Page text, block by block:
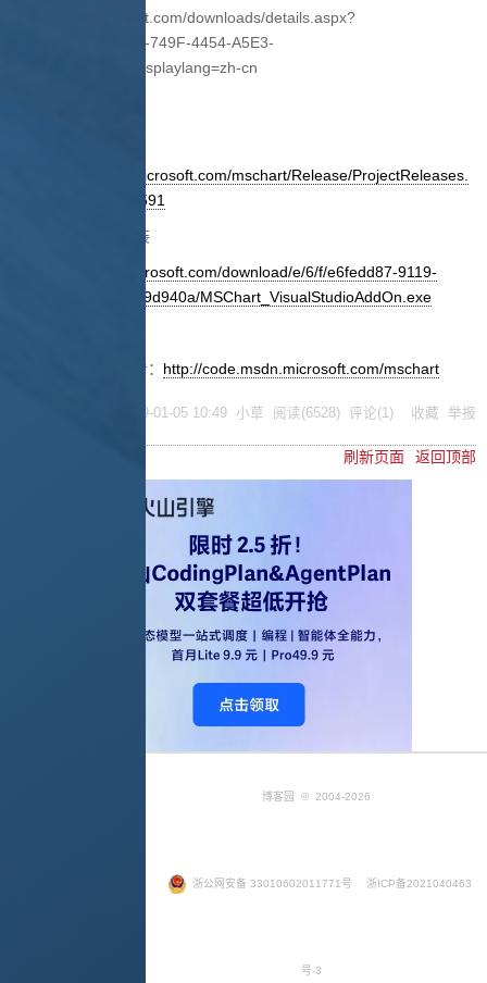
http://www.microsoft.com/downloads/details.aspx?
familyid=581FF4E3-749F-4454-A5E3-
DE4C463143BD&displaylang=zh-cn
http://code.msdn.microsoft.com/mschart/Release/ProjectReleases.
aspx?ReleaseId=1591
4、VS2008插件安装
http://download.microsoft.com/download/e/6/f/e6fedd87-9119-
4037-8da8-e5de429d940a/MSChart_VisualStudioAddOn.exe
更多详细内容请查看： http://code.msdn.microsoft.com/mschart
2009-01-05 10:49 小草 阅读(6528) 评论(1 ) 收藏 举报
刷新页面 返回顶部
博客园 © 2004-2026
浙公网安备 33010602011771号 浙ICP备2021040463
号-3